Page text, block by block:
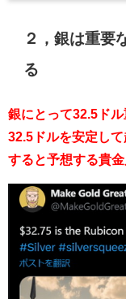
２，銀は重要
る
銀にとって32.5ド
32.5ドルを安定し
すると予想する貴金